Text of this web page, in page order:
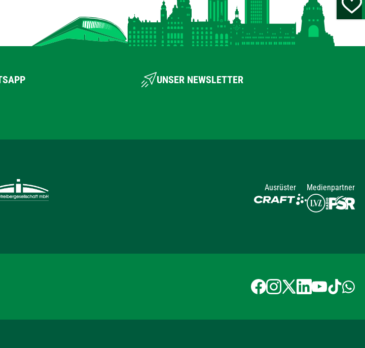
UNSER NEWSLETTER
Ausrüster
Medienpartner